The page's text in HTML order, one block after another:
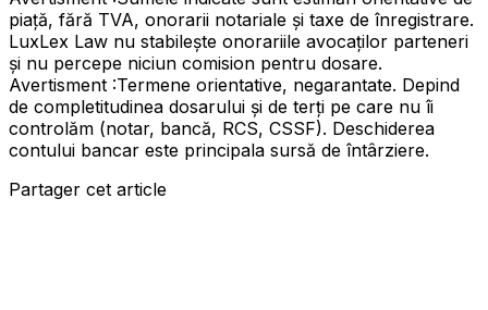
piață, fără TVA, onorarii notariale și taxe de înregistrare.
LuxLex Law nu stabilește onorariile avocaților parteneri
și nu percepe niciun comision pentru dosare.
Avertisment :Termene orientative, negarantate. Depind
de completitudinea dosarului și de terți pe care nu îi
controlăm (notar, bancă, RCS, CSSF). Deschiderea
contului bancar este principala sursă de întârziere.
Partager cet article